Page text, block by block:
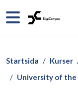
Sidopanel
Startsida Kurser
University of the